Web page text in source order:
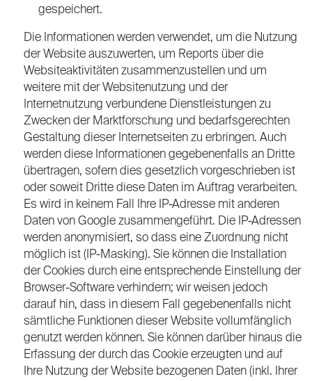
gespeichert.
Die Informationen werden verwendet, um die Nutzung
der Website auszuwerten, um Reports über die
Websiteaktivitäten zusammenzustellen und um
weitere mit der Websitenutzung und der
Internetnutzung verbundene Dienstleistungen zu
Zwecken der Marktforschung und bedarfsgerechten
Gestaltung dieser Internetseiten zu erbringen. Auch
werden diese Informationen gegebenenfalls an Dritte
übertragen, sofern dies gesetzlich vorgeschrieben ist
oder soweit Dritte diese Daten im Auftrag verarbeiten.
Es wird in keinem Fall Ihre IP-Adresse mit anderen
Daten von Google zusammengeführt. Die IP-Adressen
werden anonymisiert, so dass eine Zuordnung nicht
möglich ist (IP-Masking). Sie können die Installation
der Cookies durch eine entsprechende Einstellung der
Browser-Software verhindern; wir weisen jedoch
darauf hin, dass in diesem Fall gegebenenfalls nicht
sämtliche Funktionen dieser Website vollumfänglich
genutzt werden können. Sie können darüber hinaus die
Erfassung der durch das Cookie erzeugten und auf
Ihre Nutzung der Website bezogenen Daten (inkl. Ihrer